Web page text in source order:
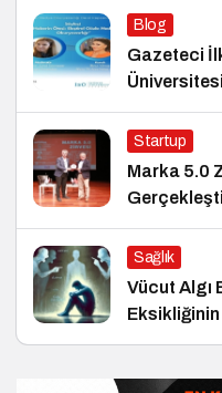
Blog
Gazeteci
Startup
Marka 5.0
Sağlık
Vücut Algı